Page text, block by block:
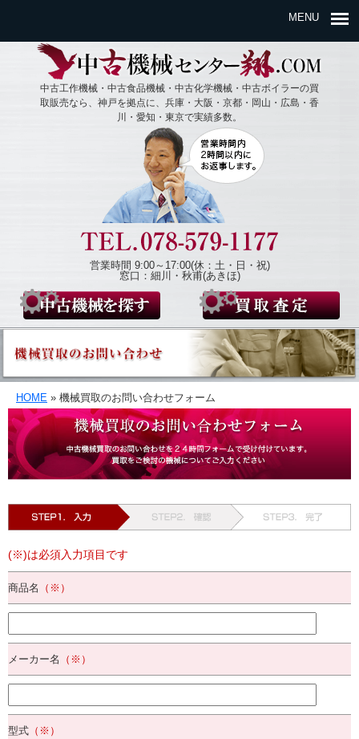
MENU
中古工作機械・中古食品機械・中古化学機械・中古ボイラーの買
取販売なら、神戸を拠点に、兵庫・大阪・京都・岡山・広島・香
川・愛知・東京で実績多数。
営業時間 9:00～17:00(休：土・日・祝)
窓口：細川・秋甫(あきほ)
HOME » 機械買取のお問い合わせフォーム
(※)は必須入力項目です
商品名 （※）
メーカー名 （※）
型式 （※）